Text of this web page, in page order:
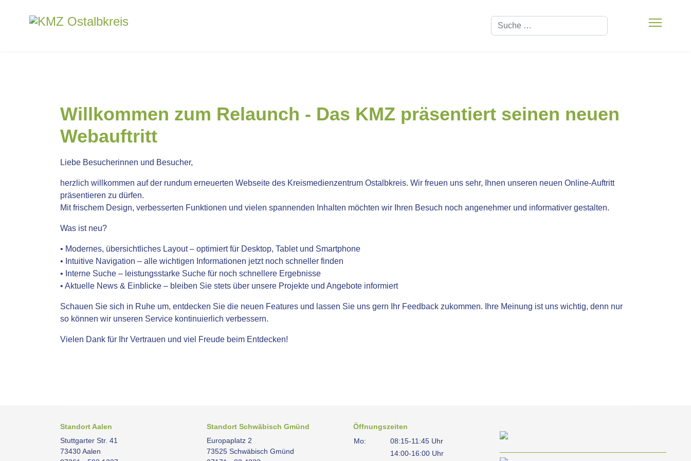
Suchen
Willkommen zum Relaunch - Das KMZ präsentiert seinen neuen
Webauftritt
Liebe Besucherinnen und Besucher,
herzlich willkommen auf der rundum erneuerten Webseite des Kreismedienzentrum Ostalbkreis. Wir freuen uns sehr, Ihnen unseren neuen Online-Auftritt
präsentieren zu dürfen.
Mit frischem Design, verbesserten Funktionen und vielen spannenden Inhalten möchten wir Ihren Besuch noch angenehmer und informativer gestalten.
Was ist neu?
• Modernes, übersichtliches Layout – optimiert für Desktop, Tablet und Smartphone
• Intuitive Navigation – alle wichtigen Informationen jetzt noch schneller finden
• Interne Suche – leistungsstarke Suche für noch schnellere Ergebnisse
• Aktuelle News & Einblicke – bleiben Sie stets über unsere Projekte und Angebote informiert
Schauen Sie sich in Ruhe um, entdecken Sie die neuen Features und lassen Sie uns gern Ihr Feedback zukommen. Ihre Meinung ist uns wichtig, denn nur
so können wir unseren Service kontinuierlich verbessern.
Vielen Dank für Ihr Vertrauen und viel Freude beim Entdecken!
Standort Aalen
Stuttgarter Str. 41
73430 Aalen
Standort Schwäbisch Gmünd
Europaplatz 2
73525 Schwäbisch Gmünd
Öffnungszeiten
Mo:
08:15-11:45 Uhr
14:00-16:00 Uhr